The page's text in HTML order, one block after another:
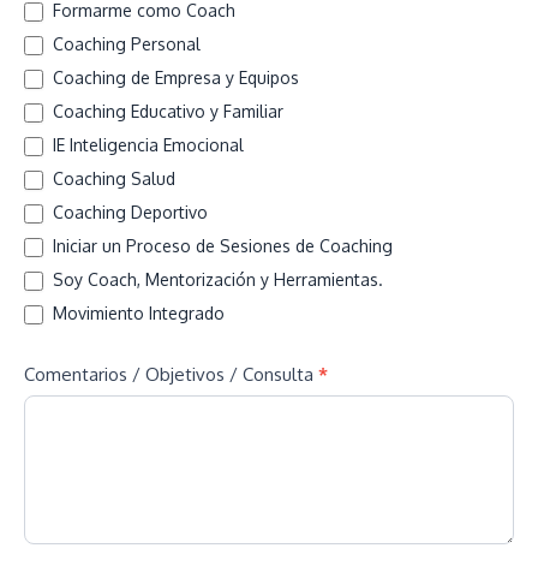
Formarme como Coach
Coaching Personal
Coaching de Empresa y Equipos
Coaching Educativo y Familiar
IE Inteligencia Emocional
Coaching Salud
Coaching Deportivo
Iniciar un Proceso de Sesiones de Coaching
Soy Coach, Mentorización y Herramientas.
Movimiento Integrado
Comentarios / Objetivos / Consulta*